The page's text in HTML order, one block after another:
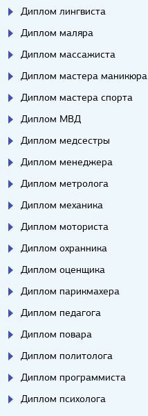
Диплом лингвиста
Диплом маляра
Диплом массажиста
Диплом мастера маникюра
Диплом мастера спорта
Диплом МВД
Диплом медсестры
Диплом менеджера
Диплом метролога
Диплом механика
Диплом моториста
Диплом охранника
Диплом оценщика
Диплом парикмахера
Диплом педагога
Диплом повара
Диплом политолога
Диплом программиста
Диплом психолога